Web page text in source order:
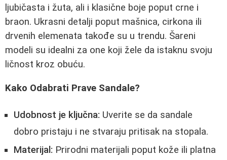
ljubičasta i žuta, ali i klasične boje poput crne i
braon. Ukrasni detalji poput mašnica, cirkona ili
drvenih elemenata takođe su u trendu. Šareni
modeli su idealni za one koji žele da istaknu svoju
ličnost kroz obuću.
Kako Odabrati Prave Sandale?
Udobnost je ključna: Uverite se da sandale
dobro pristaju i ne stvaraju pritisak na stopala.
Materijal: Prirodni materijali poput kože ili platna